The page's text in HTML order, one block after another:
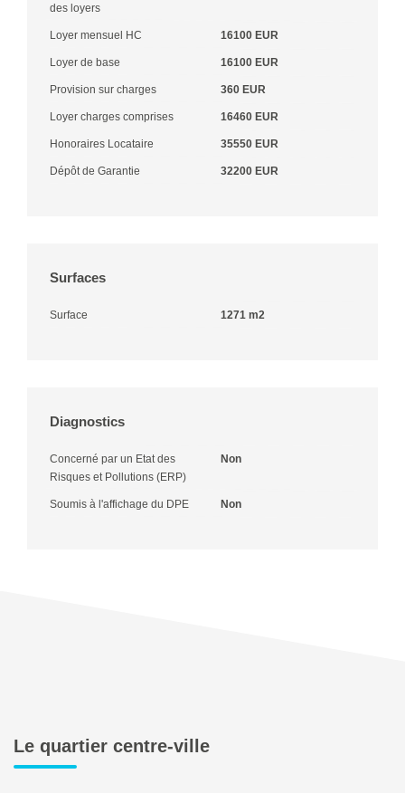
des loyers
Loyer mensuel HC 16100 EUR
Loyer de base 16100 EUR
Provision sur charges 360 EUR
Loyer charges comprises 16460 EUR
Honoraires Locataire 35550 EUR
Dépôt de Garantie 32200 EUR
Surfaces
Surface 1271 m2
Diagnostics
Concerné par un Etat des
Risques et Pollutions (ERP)
Non
Soumis à l'affichage du DPE Non
Le quartier centre-ville